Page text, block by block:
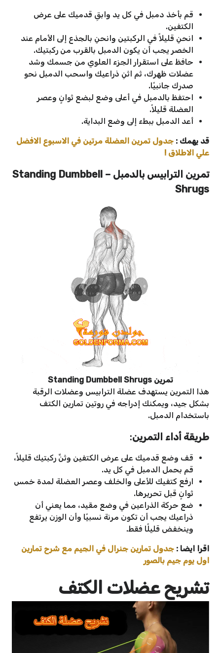
قم بأخذ دمبل في كل يد وابقِ قدميك على عرض
الكتفين.
انحنِ قليلاً في الركبتين وانحنِ بالجذع إلى الأمام عند
الخصر يجب أن يكون الدمبل بالقرب من ركبتيك.
حافظ على استقرار الجزء العلوي من جسمك وشد
عضلات ظهرك، ثم اثنِ ذراعيك واسحب الدمبل نحو
صدرك جانبيًا.
احتفظ بالدمبل في أعلى وضع لبضع ثوانٍ وعصر
العضلة قليلاً.
أعد الدمبل ببطء إلى وضع البداية.
قد يهمك : جدول تمرين العضلة مرتين في الاسبوع الافضل
علي الاطلاق !
تمرين الترابيس بالدمبل – Standing Dumbbell
Shrugs
تمرين Standing Dumbbell Shrugs
هذا التمرين يستهدف عضلة الترابيس وعضلات الرقبة
بشكل جيد، ويمكنك إدراجه في روتين تمارين الكتف
باستخدام الدمبل.
طريقة أداء التمرين:
قف وضع قدميك على عرض الكتفين وثنِّ ركبتيك قليلاً،
قم بحمل الدمبل في كل يد.
ارفع كتفيك للأعلى والخلف وعصر العضلة لمدة خمس
ثوانٍ قبل تحريرها.
ضع حركة الذراعين في وضع مقيد، مما يعني أن
ذراعيك يجب أن تكون مرنة نسبيًا وأن الوزن يرتفع
وينخفض قليلًا فقط.
اقرا ايضا : جدول تمارين جنرال في الجيم مع شرح تمارين
اول يوم جيم بالصور
تشريح عضلات الكتف